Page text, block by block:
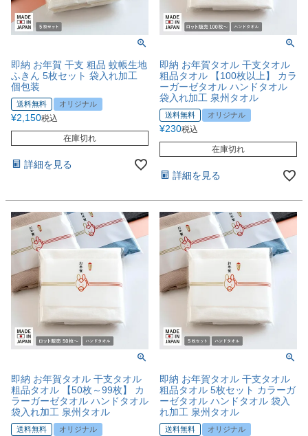
即納 お年賀 干支 粗品 蚊帳生地
ふきん 5枚セット 袋入れ加工
個包装
送料無料 オリジナル
¥2,150税込
在庫切れ
詳細を見る
即納 お年賀タオル 干支タオル
粗品タオル 【100枚以上】 カラ
ーガーゼタオル ハンドタオル
袋入れ加工 泉州タオル
送料無料 オリジナル
¥230税込
在庫切れ
詳細を見る
即納 お年賀タオル 干支タオル
粗品タオル 【50枚～99枚】 カ
ラーガーゼタオル ハンドタオル
袋入れ加工 泉州タオル
送料無料 オリジナル
即納 お年賀タオル 干支タオル
粗品タオル 5枚セット カラーガ
ーゼタオル ハンドタオル 袋入
れ加工 泉州タオル
送料無料 オリジナル